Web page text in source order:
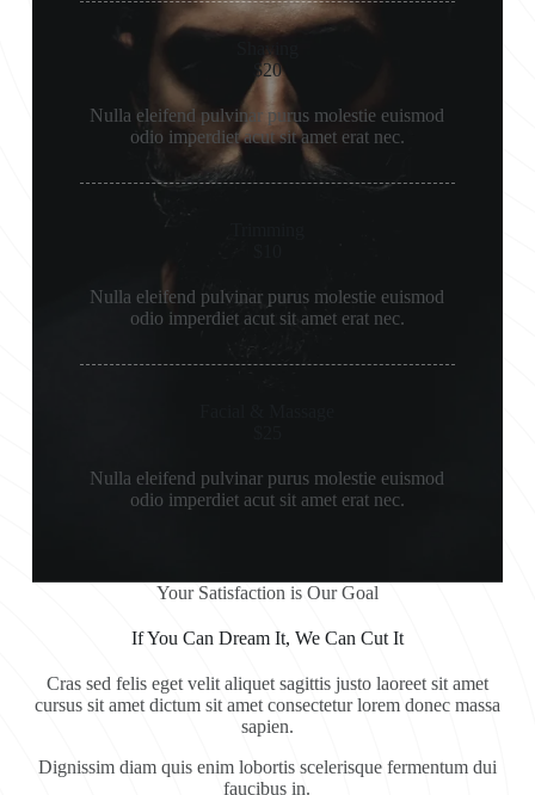
$20
Nulla eleifend pulvinar purus molestie euismod
odio imperdiet acut sit amet erat nec.
Nulla eleifend pulvinar purus molestie euismod
odio imperdiet acut sit amet erat nec.
Nulla eleifend pulvinar purus molestie euismod
odio imperdiet acut sit amet erat nec.
Your Satisfaction is Our Goal
If You Can Dream It, We Can Cut It
Cras sed felis eget velit aliquet sagittis justo laoreet sit amet
cursus sit amet dictum sit amet consectetur lorem donec massa
sapien.
Dignissim diam quis enim lobortis scelerisque fermentum dui
faucibus in.